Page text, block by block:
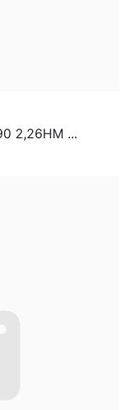
2,26НМ ...